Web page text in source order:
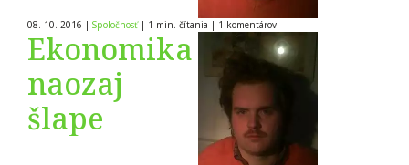
08. 10. 2016 | Spoločnosť | 1 min. čítania | 1 komentárov
Ekonomika
naozaj
šlape